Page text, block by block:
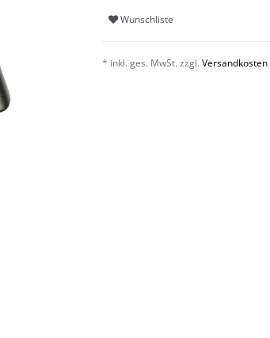
Wunschliste
* inkl. ges. MwSt. zzgl. Versandkosten